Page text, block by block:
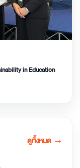
in Education
ดูทั้งหมด →